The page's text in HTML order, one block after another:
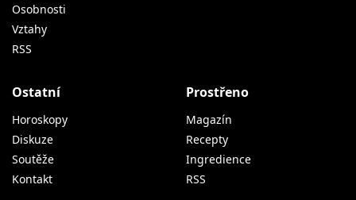
Osobnosti
Vztahy
RSS
Ostatní
Horoskopy
Diskuze
Soutěže
Kontakt
Prostřeno
Magazín
Recepty
Ingredience
RSS